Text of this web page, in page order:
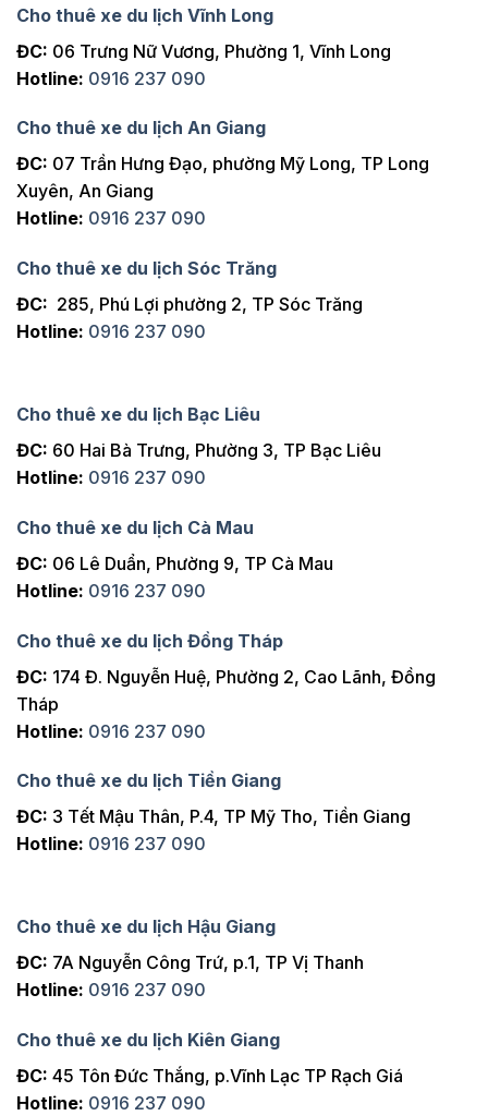
Cho thuê xe du lịch Vĩnh Long
ĐC: 06 Trưng Nữ Vương, Phường 1, Vĩnh Long
Hotline: 0916 237 090
Cho thuê xe du lịch An Giang
ĐC: 07 Trần Hưng Đạo, phường Mỹ Long, TP Long
Xuyên, An Giang
Hotline: 0916 237 090
Cho thuê xe du lịch Sóc Trăng
ĐC: 285, Phú Lợi phường 2, TP Sóc Trăng
Hotline: 0916 237 090
Cho thuê xe du lịch Bạc Liêu
ĐC: 60 Hai Bà Trưng, Phường 3, TP Bạc Liêu
Hotline: 0916 237 090
Cho thuê xe du lịch Cà Mau
ĐC: 06 Lê Duẩn, Phường 9, TP Cà Mau
Hotline: 0916 237 090
Cho thuê xe du lịch Đồng Tháp
ĐC: 174 Đ. Nguyễn Huệ, Phường 2, Cao Lãnh, Đồng
Tháp
Hotline: 0916 237 090
Cho thuê xe du lịch Tiền Giang
ĐC: 3 Tết Mậu Thân, P.4, TP Mỹ Tho, Tiền Giang
Hotline: 0916 237 090
Cho thuê xe du lịch Hậu Giang
ĐC: 7A Nguyễn Công Trứ, p.1, TP Vị Thanh
Hotline: 0916 237 090
Cho thuê xe du lịch Kiên Giang
ĐC: 45 Tôn Đức Thắng, p.Vĩnh Lạc TP Rạch Giá
Hotline: 0916 237 090